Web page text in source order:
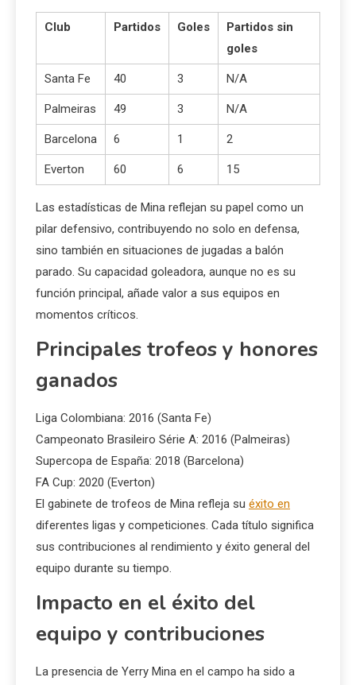
Club Partidos Goles
Partidos sin
goles
Santa Fe 40 3 N/A
Palmeiras 49 3 N/A
Barcelona 6 1 2
Everton 60 6 15
Las estadísticas de Mina reflejan su papel como un
pilar defensivo, contribuyendo no solo en defensa,
sino también en situaciones de jugadas a balón
parado. Su capacidad goleadora, aunque no es su
función principal, añade valor a sus equipos en
momentos críticos.
Principales trofeos y honores
ganados
Liga Colombiana: 2016 (Santa Fe)
Campeonato Brasileiro Série A: 2016 (Palmeiras)
Supercopa de España: 2018 (Barcelona)
FA Cup: 2020 (Everton)
El gabinete de trofeos de Mina refleja su éxito en
diferentes ligas y competiciones. Cada título significa
sus contribuciones al rendimiento y éxito general del
equipo durante su tiempo.
Impacto en el éxito del
equipo y contribuciones
La presencia de Yerry Mina en el campo ha sido a